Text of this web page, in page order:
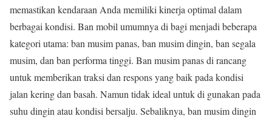
memastikan kendaraan Anda memiliki kinerja optimal dalam
berbagai kondisi. Ban mobil umumnya di bagi menjadi beberapa
kategori utama: ban musim panas, ban musim dingin, ban segala
musim, dan ban performa tinggi. Ban musim panas di rancang
untuk memberikan traksi dan respons yang baik pada kondisi
jalan kering dan basah. Namun tidak ideal untuk di gunakan pada
suhu dingin atau kondisi bersalju. Sebaliknya, ban musim dingin